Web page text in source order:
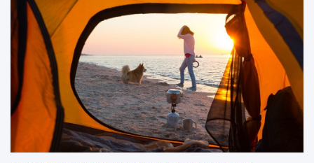
a
ł
u
p
D
l
a
m
o
r
z
u
k